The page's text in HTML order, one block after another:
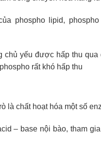
phospho lipid,
yếu được hấp thu
rất khó hấp thu
là chất hoạt hóa một số
– base nội bào, tham